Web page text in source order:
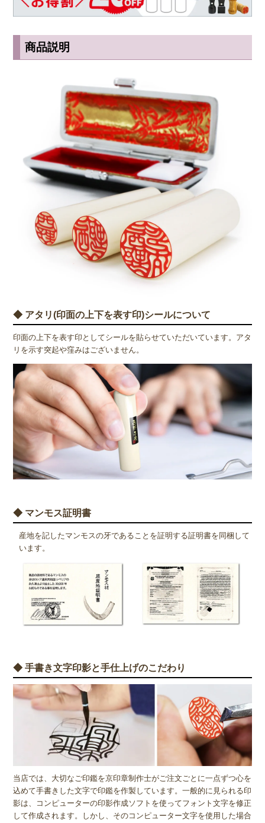
商品説明
◆ アタリ(印面の上下を表す印)シールについて
印面の上下を表す印としてシールを貼らせていただいています。アタ
リを示す突起や窪みはございません。
◆ マンモス証明書
産地を記したマンモスの牙であることを証明する証明書を同梱して
います。
◆ 手書き文字印影と手仕上げのこだわり
当店では、大切なご印鑑を京印章制作士がご注文ごとに一点ずつ心を
込めて手書きした文字で印鑑を作製しています。一般的に見られる印
影は、コンピューターの印影作成ソフトを使ってフォント文字を修正
して作成されます。しかし、そのコンピューター文字を使用した場合